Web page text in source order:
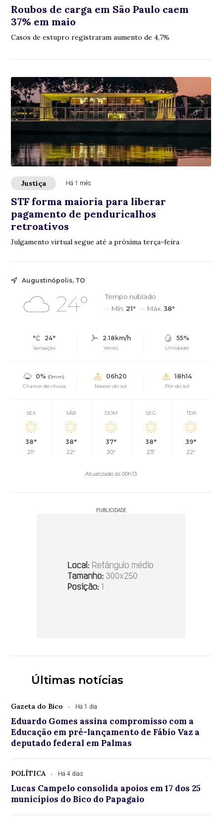
Roubos de carga em São Paulo caem
37% em maio
Casos de estupro registraram aumento de 4,7%
Justiça Há 1 mês
STF forma maioria para liberar
pagamento de penduricalhos
retroativos
Julgamento virtual segue até a próxima terça-feira
Augustinópolis, TO
24°
Tempo nublado
Mín. 21° Máx. 38°
24°
Sensação
2.18km/h
Vento
55%
Umidade
0% (0mm)
Chance de chuva
06h20
Nascer do sol
18h14
Pôr do sol
SEX
38°
21°
SÁB
38°
22°
DOM
37°
20°
SEG
38°
23°
TER
39°
22°
Atualizado às 00h13
PUBLICIDADE
Últimas notícias
Gazeta do Bico Há 1 dia
Eduardo Gomes assina compromisso com a
Educação em pré-lançamento de Fábio Vaz a
deputado federal em Palmas
POLÍTICA Há 4 dias
Lucas Campelo consolida apoios em 17 dos 25
municípios do Bico do Papagaio